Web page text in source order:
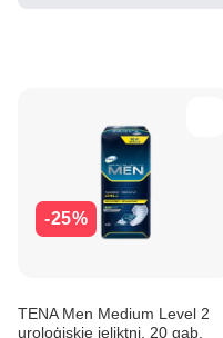
-25%
TENA Men Medium Level 2
uroloģiskie ieliktņi, 20 gab.